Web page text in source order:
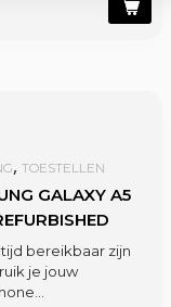
, TOESTELLEN
GALAXY A5
bereikbaar zijn
je jouw